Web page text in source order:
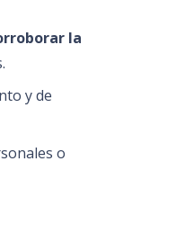
la
y de
o